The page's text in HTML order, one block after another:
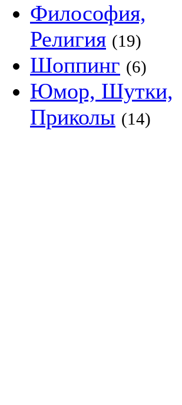
Философия,
Религия (19)
Шоппинг (6)
Юмор, Шутки,
Приколы (14)